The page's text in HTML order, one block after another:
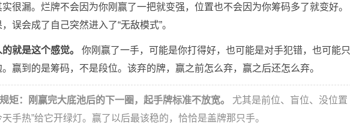
很漏。烂牌不会因为你刚赢了一把就变强，位置也不会因为你筹码多了就变好。
误会成了自己突然进入了“无敌模式”。
就是这个感觉。
你刚赢了一手，可能是你打得好，也可能是对手犯错，也可能只
赢到的是筹码，不是段位。该弃的牌，赢之前怎么弃，赢之后还怎么弃。
矩：刚赢完大底池后的下一圈，起手牌标准不放宽。
尤其是前位、盲位、没位置
手热”给它开绿灯。赢了以后最该稳的，恰恰是盖牌那只手。